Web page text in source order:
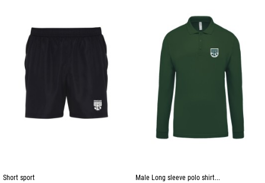
Short sport Male Long sleeve polo shirt...